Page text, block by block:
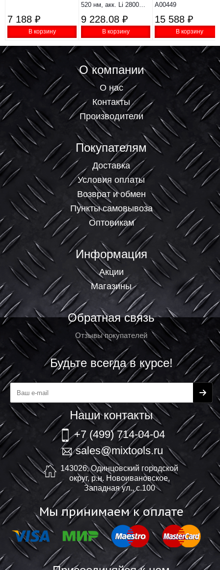
7 188 ₽
В корзину
520 нм, акк. Li 2800
35078
9 228.08 ₽
В корзину
А00449
15 588 ₽
В корзину
О компании
О нас
Контакты
Производители
Покупателям
Доставка
Условия оплаты
Возврат и обмен
Пункты самовывоза
Оптовикам
Информация
Акции
Магазины
Обратная связь
Отзывы покупателей
Будьте всегда в курсе!
Наши контакты
+7 (499) 714-04-04
sales@mixtools.ru
143026, Одинцовский городской
округ, р.н. Новоивановское,
Западная ул., с.100
Мы принимаем к оплате